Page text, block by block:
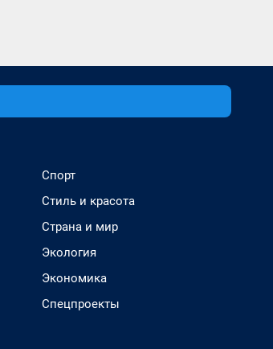
Спорт
Стиль и красота
Страна и мир
Экология
Экономика
Спецпроекты